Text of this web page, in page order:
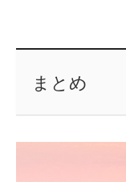
まとめ